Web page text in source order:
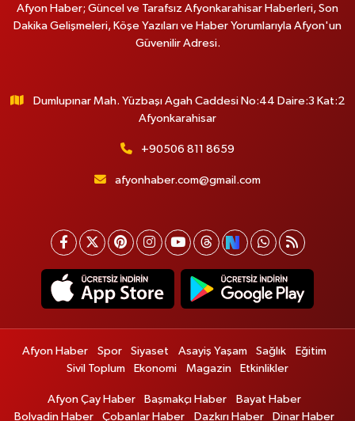
Afyon Haber; Güncel ve Tarafsız Afyonkarahisar Haberleri, Son
Dakika Gelişmeleri, Köşe Yazıları ve Haber Yorumlarıyla Afyon'un
Güvenilir Adresi.
Dumlupınar Mah. Yüzbaşı Agah Caddesi No:44 Daire:3 Kat:2
Afyonkarahisar
+90506 811 8659
afyonhaber.com@gmail.com
Afyon Haber Spor Siyaset Asayiş Yaşam Sağlık
Eğitim
Sivil Toplum
Ekonomi Magazin Etkinlikler
Afyon Çay Haber Başmakçı Haber
Bayat Haber
Bolvadin Haber
Çobanlar Haber Dazkırı Haber Dinar Haber